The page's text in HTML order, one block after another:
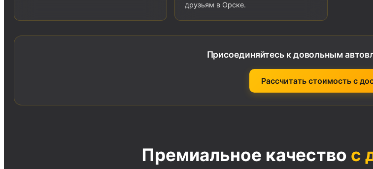
друзьям в Орске.
Присоединяйтесь к довольным
Рассчитать стоимость с
Премиальное качество с